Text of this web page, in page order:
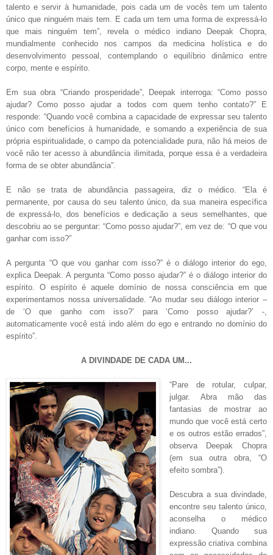
talento e servir à humanidade, pois cada um de vocês tem um talento
único que ninguém mais tem. E cada um tem uma forma de expressá-lo
que mais ninguém tem”, revela o médico indiano Deepak Chopra,
mundialmente conhecido nos campos da medicina holística e do
desenvolvimento pessoal, contemplando o equilíbrio dinâmico entre
corpo, mente e espírito.
Em sua obra “Criando prosperidade”, Deepak interroga: “Como posso
ajudar? Como posso ajudar a todos com quem tenho contato?” E
responde: “Quando você combina a capacidade de expressar seu talento
único com benefícios à humanidade, e somando a experiência de sua
própria espiritualidade, o campo da potencialidade pura, não há meios de
você não ter acesso à abundância ilimitada, porque essa é a verdadeira
forma de se obter abundância”.
E não se trata de abundância passageira, diz o médico. “Ela é
permanente, por causa do seu talento único, da sua maneira específica
de expressá-lo, dos benefícios e dedicação a seus semelhantes, que
descobriu ao se perguntar: “Como posso ajudar?”, em vez de: “O que vou
ganhar com isso?”
A pergunta “O que vou ganhar com isso?” é o diálogo interior do ego,
explica Deepak. A pergunta “Como posso ajudar?” é o diálogo interior do
espírito. O espírito é aquele domínio de nossa consciência em que
experimentamos nossa universalidade. “Ao mudar seu diálogo interior –
de ‘O que ganho com isso?’ para ‘Como posso ajudar?’ -,
automaticamente você está indo além do ego e entrando no domínio do
espírito”.
A DIVINDADE DE CADA UM...
“Pare de rotular, culpar,
julgar. Abra mão das
fantasias de mostrar ao
mundo que você está certo
e os outros estão errados”,
observa Deepak Chopra
(em sua outra obra, “O
efeito sombra”).
Descubra a sua divindade,
encontre seu talento único,
aconselha o médico
indiano. Quando sua
expressão criativa combina